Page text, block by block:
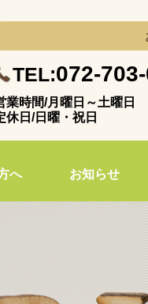
TEL:072-
業時間/月曜日～土曜日
休日/日曜・祝日
へ お知らせ